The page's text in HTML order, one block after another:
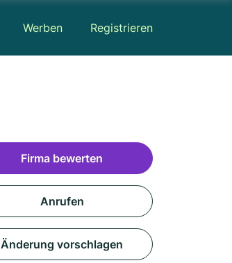
Werben Registrieren
Firma bewerten
Anrufen
Änderung vorschlagen